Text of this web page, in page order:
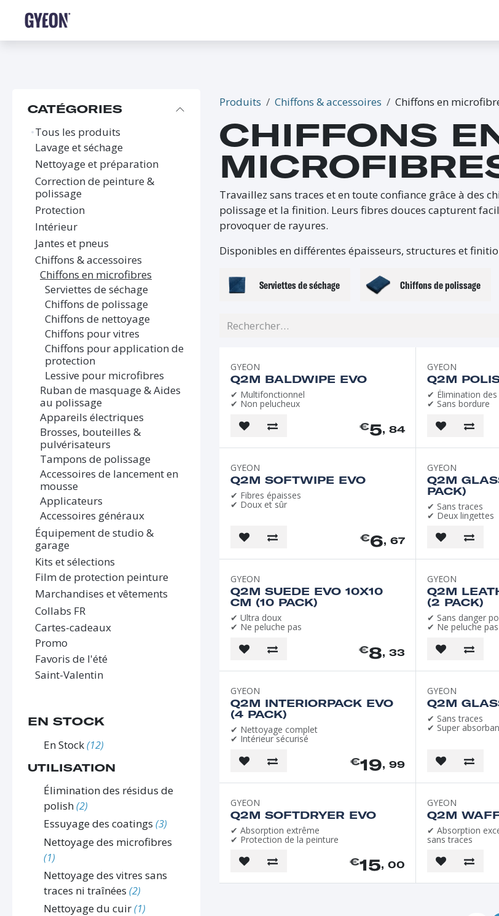
CATÉGORIES
Tous les produits
Lavage et séchage
Nettoyage et préparation
Correction de peinture &
polissage
Protection
Intérieur
Jantes et pneus
Chiffons & accessoires
Chiffons en microfibres
Serviettes de séchage
Chiffons de polissage
Chiffons de nettoyage
Chiffons pour vitres
Chiffons pour application de
protection
Lessive pour microfibres
Ruban de masquage & Aides
au polissage
Appareils électriques
Brosses, bouteilles &
pulvérisateurs
Tampons de polissage
Accessoires de lancement en
mousse
Applicateurs
Accessoires généraux
Équipement de studio &
garage
Kits et sélections
Film de protection peinture
Marchandises et vêtements
Collabs FR
Cartes-cadeaux
Promo
Favoris de l'été
Saint-Valentin
EN STOCK
En Stock (12)
UTILISATION
Élimination des résidus de
polish (2)
Essuyage des coatings (3)
Nettoyage des microfibres
(1)
Nettoyage des vitres sans
traces ni traînées (2)
Nettoyage du cuir (1)
Produits Chiffons & accessoires Chiffons en
CHIFFONS
Travaillez sans traces et en toute confiance grâce à des
polissage et la finition. Leurs fibres douces capturent
provoquer de rayures.
Disponibles en différentes épaisseurs, structures et
Serviettes de séchage Chiffons de polissage
GYEON
Q2M BALDWIPE EVO
✔ Multifonctionnel
✔ Non pelucheux
€5, 84
GYEON
Q2M
✔ Élimination des
✔ Sans bordure
GYEON
Q2M SOFTWIPE EVO
✔ Fibres épaisses
✔ Doux et sûr
€6, 67
GYEON
Q2M
PACK)
✔ Sans traces
✔ Deux lingettes
GYEON
Q2M SUEDE EVO 10X10
CM (10 PACK)
✔ Ultra doux
✔ Ne peluche pas
€8, 33
GYEON
Q2M
(2 PACK)
✔ Sans danger
✔ Ne peluche pas
GYEON
Q2M INTERIORPACK EVO
(4 PACK)
✔ Nettoyage complet
✔ Intérieur sécurisé
€19, 99
GYEON
Q2M
✔ Sans traces
✔ Super
GYEON
Q2M SOFTDRYER EVO
✔ Absorption extrême
✔ Protection de la peinture
€15, 00
GYEON
Q2M
✔ Absorption
sans traces